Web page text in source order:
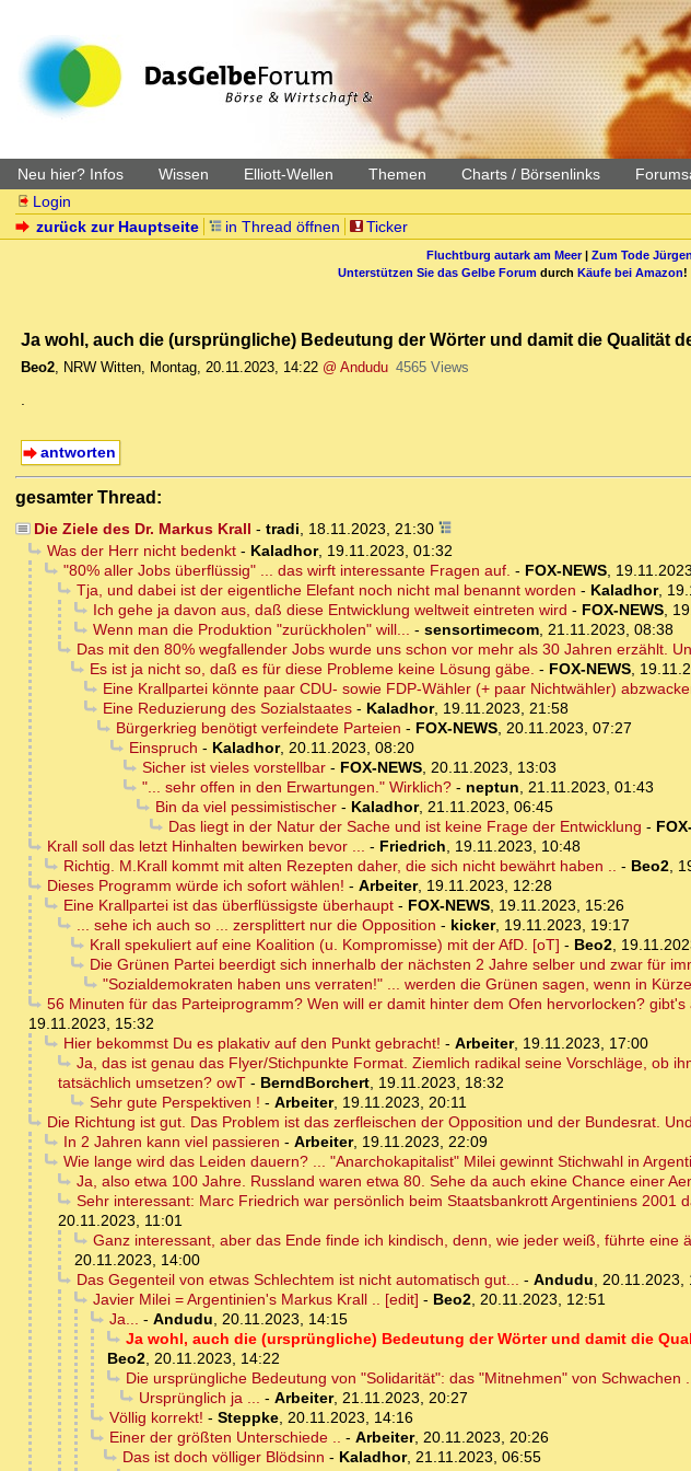
Neu hier? Infos Wissen Elliott-Wellen Themen Charts / Börsenlinks
Login
zurück zur Hauptseite
in Thread öffnen Ticker
Fluchtburg autark am Meer| Zum Tode
Unterstützen Sie das Gelbe Forum durch Käufe bei Amazon!
Ja wohl, auch die (ursprüngliche) Bedeutung der Wörter und damit die Qualität
Beo2, NRW Witten, Montag, 20.11.2023, 14:22 @ Andudu 4565 Views
.
antworten
gesamter Thread:
Die Ziele des Dr. Markus Krall - tradi, 18.11.2023, 21:30
Was der Herr nicht bedenkt- Kaladhor, 19.11.2023, 01:32
"80% aller Jobs überflüssig" ... das wirft interessante Fragen auf. - FOX-NEWS,
Tja, und dabei ist der eigentliche Elefant noch nicht mal benannt worden - Kaladhor,
Ich gehe ja davon aus, daß diese Entwicklung weltweit eintreten wird - FOX-NEWS,
Wenn man die Produktion "zurückholen" will... - sensortimecom, 21.11.2023, 08:38
Das mit den 80% wegfallender Jobs wurde uns schon vor mehr als 30 Jahren erzählt.
Es ist ja nicht so, daß es für diese Probleme keine Lösung gäbe. - FOX-NEWS,
Eine Krallpartei könnte paar CDU- sowie FDP-Wähler (+ paar Nichtwähler)
Eine Reduzierung des Sozialstaates- Kaladhor, 19.11.2023, 21:58
Bürgerkrieg benötigt verfeindete Parteien - FOX-NEWS, 20.11.2023, 07:27
Einspruch - Kaladhor, 20.11.2023, 08:20
Sicher ist vieles vorstellbar- FOX-NEWS, 20.11.2023, 13:03
"... sehr offen in den Erwartungen." Wirklich?- neptun, 21.11.2023, 01:43
Bin da viel pessimistischer- Kaladhor, 21.11.2023, 06:45
Das liegt in der Natur der Sache und ist keine Frage der Entwicklung -
Krall soll das letzt Hinhalten bewirken bevor ... - Friedrich, 19.11.2023, 10:48
Richtig. M.Krall kommt mit alten Rezepten daher, die sich nicht bewährt haben .. - Beo2,
Dieses Programm würde ich sofort wählen! - Arbeiter, 19.11.2023, 12:28
Eine Krallpartei ist das überflüssigste überhaupt- FOX-NEWS, 19.11.2023, 15:26
... sehe ich auch so ... zersplittert nur die Opposition - kicker, 19.11.2023, 19:17
Krall spekuliert auf eine Koalition (u. Kompromisse) mit der AfD. [oT] - Beo2,
Die Grünen Partei beerdigt sich innerhalb der nächsten 2 Jahre selber und zwar für
"Sozialdemokraten haben uns verraten!" ... werden die Grünen sagen, wenn in
56 Minuten für das Parteiprogramm? Wen will er damit hinter dem Ofen hervorlocken?
19.11.2023, 15:32
Hier bekommst Du es plakativ auf den Punkt gebracht! - Arbeiter, 19.11.2023, 17:00
Ja, das ist genau das Flyer/Stichpunkte Format. Ziemlich radikal seine Vorschläge, ob
tatsächlich umsetzen? owT - BerndBorchert, 19.11.2023, 18:32
Sehr gute Perspektiven ! - Arbeiter, 19.11.2023, 20:11
Die Richtung ist gut. Das Problem ist das zerfleischen der Opposition und der Bundesrat.
In 2 Jahren kann viel passieren - Arbeiter, 19.11.2023, 22:09
Wie lange wird das Leiden dauern? ... "Anarchokapitalist" Milei gewinnt Stichwahl in
Ja, also etwa 100 Jahre. Russland waren etwa 80. Sehe da auch ekine Chance einer
Sehr interessant: Marc Friedrich war persönlich beim Staatsbankrott Argentiniens 2001
20.11.2023, 11:01
Ganz interessant, aber das Ende finde ich kindisch, denn, wie jeder weiß, führte eine
20.11.2023, 14:00
Das Gegenteil von etwas Schlechtem ist nicht automatisch gut... - Andudu, 20.11.2023,
Javier Milei = Argentinien's Markus Krall .. [edit] - Beo2, 20.11.2023, 12:51
Ja... - Andudu, 20.11.2023, 14:15
Ja wohl, auch die (ursprüngliche) Bedeutung der Wörter und damit die
Beo2, 20.11.2023, 14:22
Die ursprüngliche Bedeutung von "Solidarität": das "Mitnehmen" von Schwachen
Ursprünglich ja ... - Arbeiter, 21.11.2023, 20:27
Völlig korrekt! - Steppke, 20.11.2023, 14:16
Einer der größten Unterschiede .. - Arbeiter, 20.11.2023, 20:26
Das ist doch völliger Blödsinn - Kaladhor, 21.11.2023, 06:55